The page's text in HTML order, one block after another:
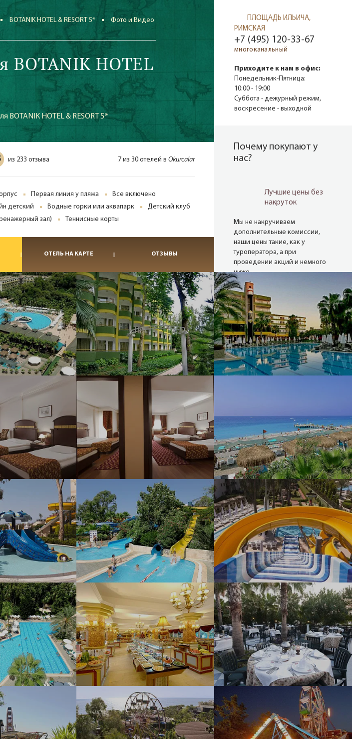
BOTANIK HOTEL & RESORT 5* Фото и Видео
BOTANIK HOTEL
HOTEL & RESORT 5*
из 233 отзыва 7 из 30 отелей в Okurcalar
Первая линия у пляжа
Все включено
детский Водные горки или аквапарк
Детский клуб
зал) Теннисные корты
ОТЕЛЬ НА КАРТЕ ОТЗЫВЫ
ПЛОЩАДЬ ИЛЬИЧА,
РИМСКАЯ
+7 (495) 120-33-67
многоканальный
Приходите к нам в офис:
Понедельник-Пятница:
10:00 - 19:00
Суббота - дежурный режим,
воскресение - выходной
Почему покупают у
нас?
Лучшие цены без
накруток
Мы не накручиваем
дополнительные комиссии,
наши цены такие, как у
туроператора, а при
проведении акций и немного
ниже.
Надежные
туроператоры
В нашей базе 27 сайтов
надёжных операторов (хотя
можем опросить и 80). Мы
снимаем актуальные цены с
сайтов в режиме реального
Опытные
менеджеры
Наш девиз – «продаём то, что
видели сами». Наши
менеджеры проводят
регулярные инспекции отелей,
посещают семинары и
рекламные туры.
Мы проверяем
цены
Мы не продаём туры он-лайн.
Сначала наш менеджер
убедится в наличии тура по
указанной цене и только после
это связывается с клиентом.
Да! Это не современно, но зато
надёжно!